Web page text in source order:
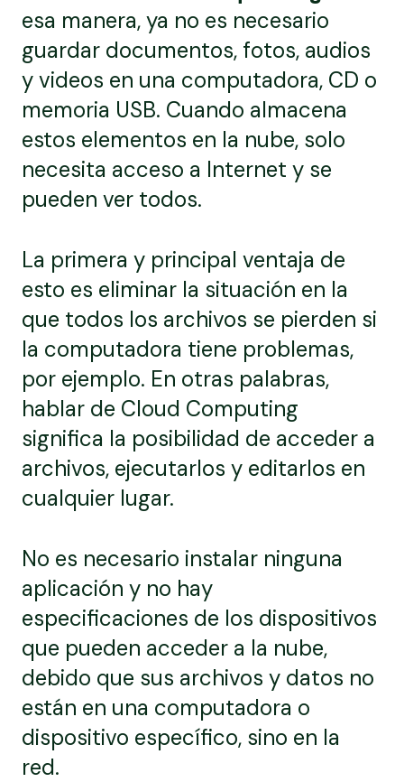
esa manera, ya no es necesario
guardar documentos, fotos, audios
y videos en una computadora, CD o
memoria USB. Cuando almacena
estos elementos en la nube, solo
necesita acceso a Internet y se
pueden ver todos.
La primera y principal ventaja de
esto es eliminar la situación en la
que todos los archivos se pierden si
la computadora tiene problemas,
por ejemplo. En otras palabras,
hablar de Cloud Computing
significa la posibilidad de acceder a
archivos, ejecutarlos y editarlos en
cualquier lugar.
No es necesario instalar ninguna
aplicación y no hay
especificaciones de los dispositivos
que pueden acceder a la nube,
debido que sus archivos y datos no
están en una computadora o
dispositivo específico, sino en la
red.